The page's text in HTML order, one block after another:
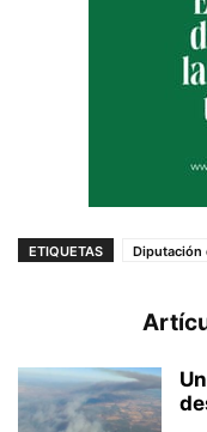
ETIQUETAS Diputación